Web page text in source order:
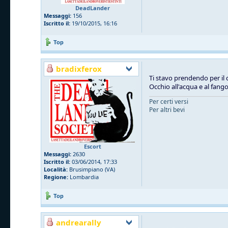
DeadLander
Messaggi: 156
Iscritto il: 19/10/2015, 16:16
Top
bradixferox
Escort
Messaggi: 2630
Iscritto il: 03/06/2014, 17:33
Località: Brusimpiano (VA)
Regione: Lombardia
Ti stavo prendendo per il
Occhio all'acqua e al fango
Per certi versi
Per altri bevi
Top
andrearally